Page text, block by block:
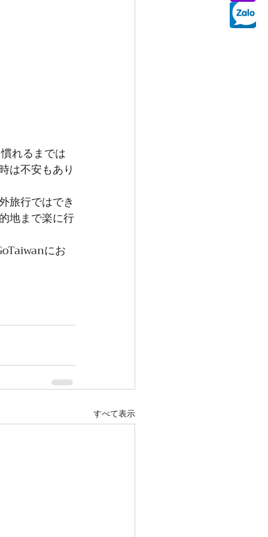
れるまでは
は不安もあり
旅行ではでき
地まで楽に行
にお
すべて表示